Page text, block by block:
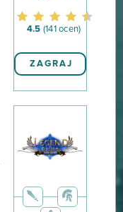
4.5 (141 ocen)
ZAGRAJ